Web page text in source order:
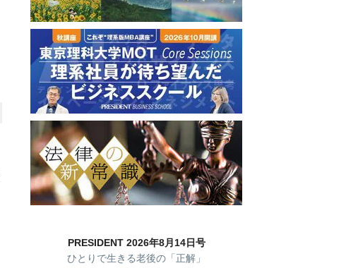
PRESIDENT 2026年8月14日号
ひとりで生きる老後の「正解」